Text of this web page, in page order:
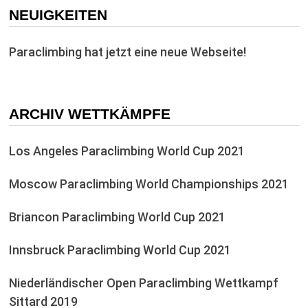
NEUIGKEITEN
Paraclimbing hat jetzt eine neue Webseite!
ARCHIV WETTKÄMPFE
Los Angeles Paraclimbing World Cup 2021
Moscow Paraclimbing World Championships 2021
Briancon Paraclimbing World Cup 2021
Innsbruck Paraclimbing World Cup 2021
Niederländischer Open Paraclimbing Wettkampf
Sittard 2019